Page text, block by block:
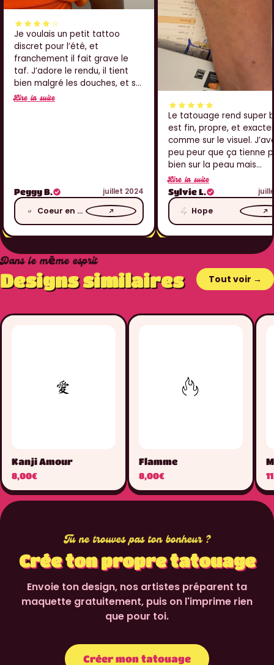
Je voulais un petit tattoo
discret pour l’été, et
franchement il fait grave le
taf. J’adore le rendu, il tient
bien malgré les douches, et sur
l’épaule ça passe crème. Juste
Lire la suite
Peggy B. juillet 2024
Coeur en fleur
Le tatouage rend super
est fin, propre, et
comme sur le visuel.
peu peur que ça tienne
bien sur la peau mais
franchement ça tient
bien. J’ai eu pas mal de
compliments aussi, donc
grave contente. Merci !
Lire la suite
Sylvie L.
Hope
Dans le même esprit
Designs similaires Tout voir →
Kanji Amour
8,00€
Flamme
8,00€
Tu ne trouves pas ton bonheur ?
Crée ton propre tatouage
Envoie ton design, nos artistes préparent ta
maquette gratuitement, puis on l'imprime rien
que pour toi.
Créer mon tatouage